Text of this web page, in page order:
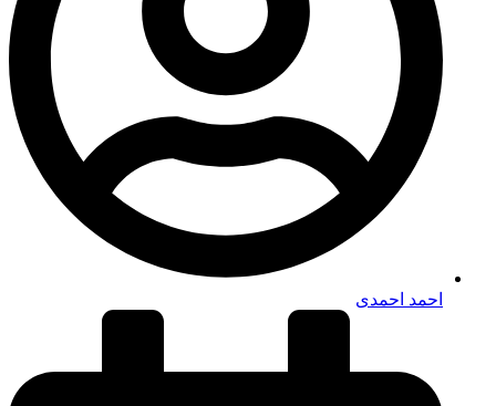
احمد احمدی